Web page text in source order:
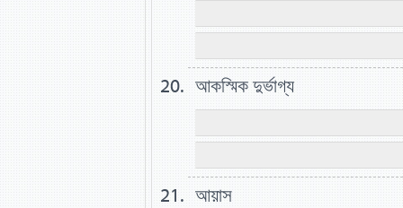
আকস্মিক দুর্ভাগ্য
আয়াস